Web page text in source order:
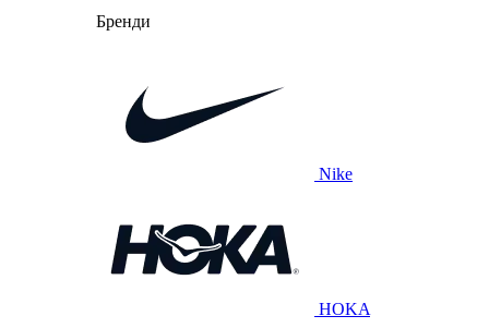
Бренди
Nike
HOKA